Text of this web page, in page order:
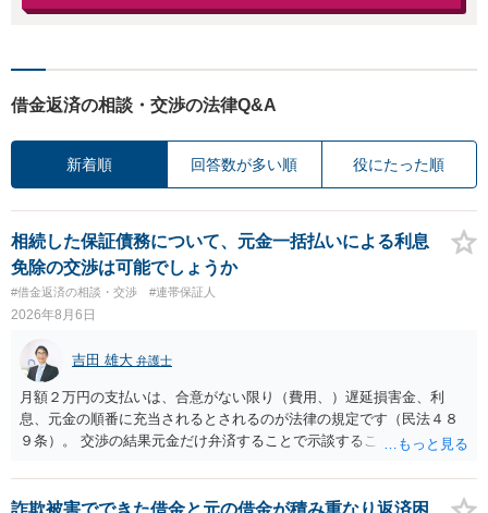
借金返済の相談・交渉の法律Q&A
新着順 回答数が多い順 役にたった順
相続した保証債務について、元金一括払いによる利息
免除の交渉は可能でしょうか
#借金返済の相談・交渉 #連帯保証人
2026年8月6日
吉田 雄大 弁護士
月額２万円の支払いは、合意がない限り（費用、）遅延損害金、利
息、元金の順番に充当されるとされるのが法律の規定です（民法４８
９条）。 交渉の結果元金だけ弁済することで示談することは、弁護士
ることには消極的なことが多いものの、お近くの弁護士にご依頼しチ
ャレンジなさる意義は十分にあると思います。
詐欺被害でできた借金と元の借金が積み重なり返済困